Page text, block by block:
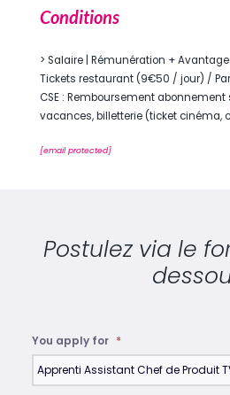
Postulez via le
You apply for *
Conditions
> Salaire | Rémunération +
Tickets restaurant (9€50 / jour) /
CSE : Remboursement abonnement
vacances, billetterie (ticket cinéma,
[email protected]